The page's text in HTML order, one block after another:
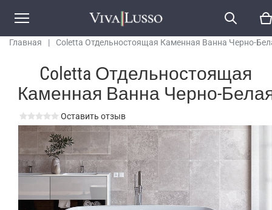
Главная | Coletta Отдельностоящая Каменная Ванна Черно-
Coletta Отдельностоящая
Каменная Ванна Черно-
Оставить отзыв